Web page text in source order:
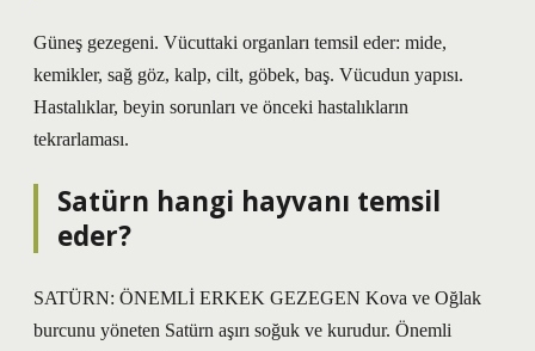
Güneş gezegeni. Vücuttaki organları temsil eder: mide,
kemikler, sağ göz, kalp, cilt, göbek, baş. Vücudun yapısı.
Hastalıklar, beyin sorunları ve önceki hastalıkların
tekrarlaması.
Satürn hangi hayvanı temsil
eder?
SATÜRN: ÖNEMLİ ERKEK GEZEGEN Kova ve Oğlak
burcunu yöneten Satürn aşırı soğuk ve kurudur. Önemli